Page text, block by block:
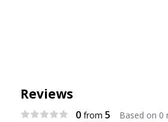
Reviews
0from 5 Based on 0